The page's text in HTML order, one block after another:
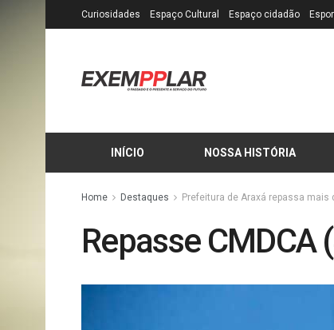
Curiosidades Espaço Cultural Espaço cidadão
INÍCIO NOSSA HISTÓRIA
Home Destaques Prefeitura de Araxá repassa
Repasse CMDCA